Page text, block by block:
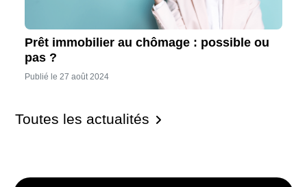
Prêt immobilier au chômage : possible ou
pas ?
Publié le 27 août 2024
Toutes les actualités